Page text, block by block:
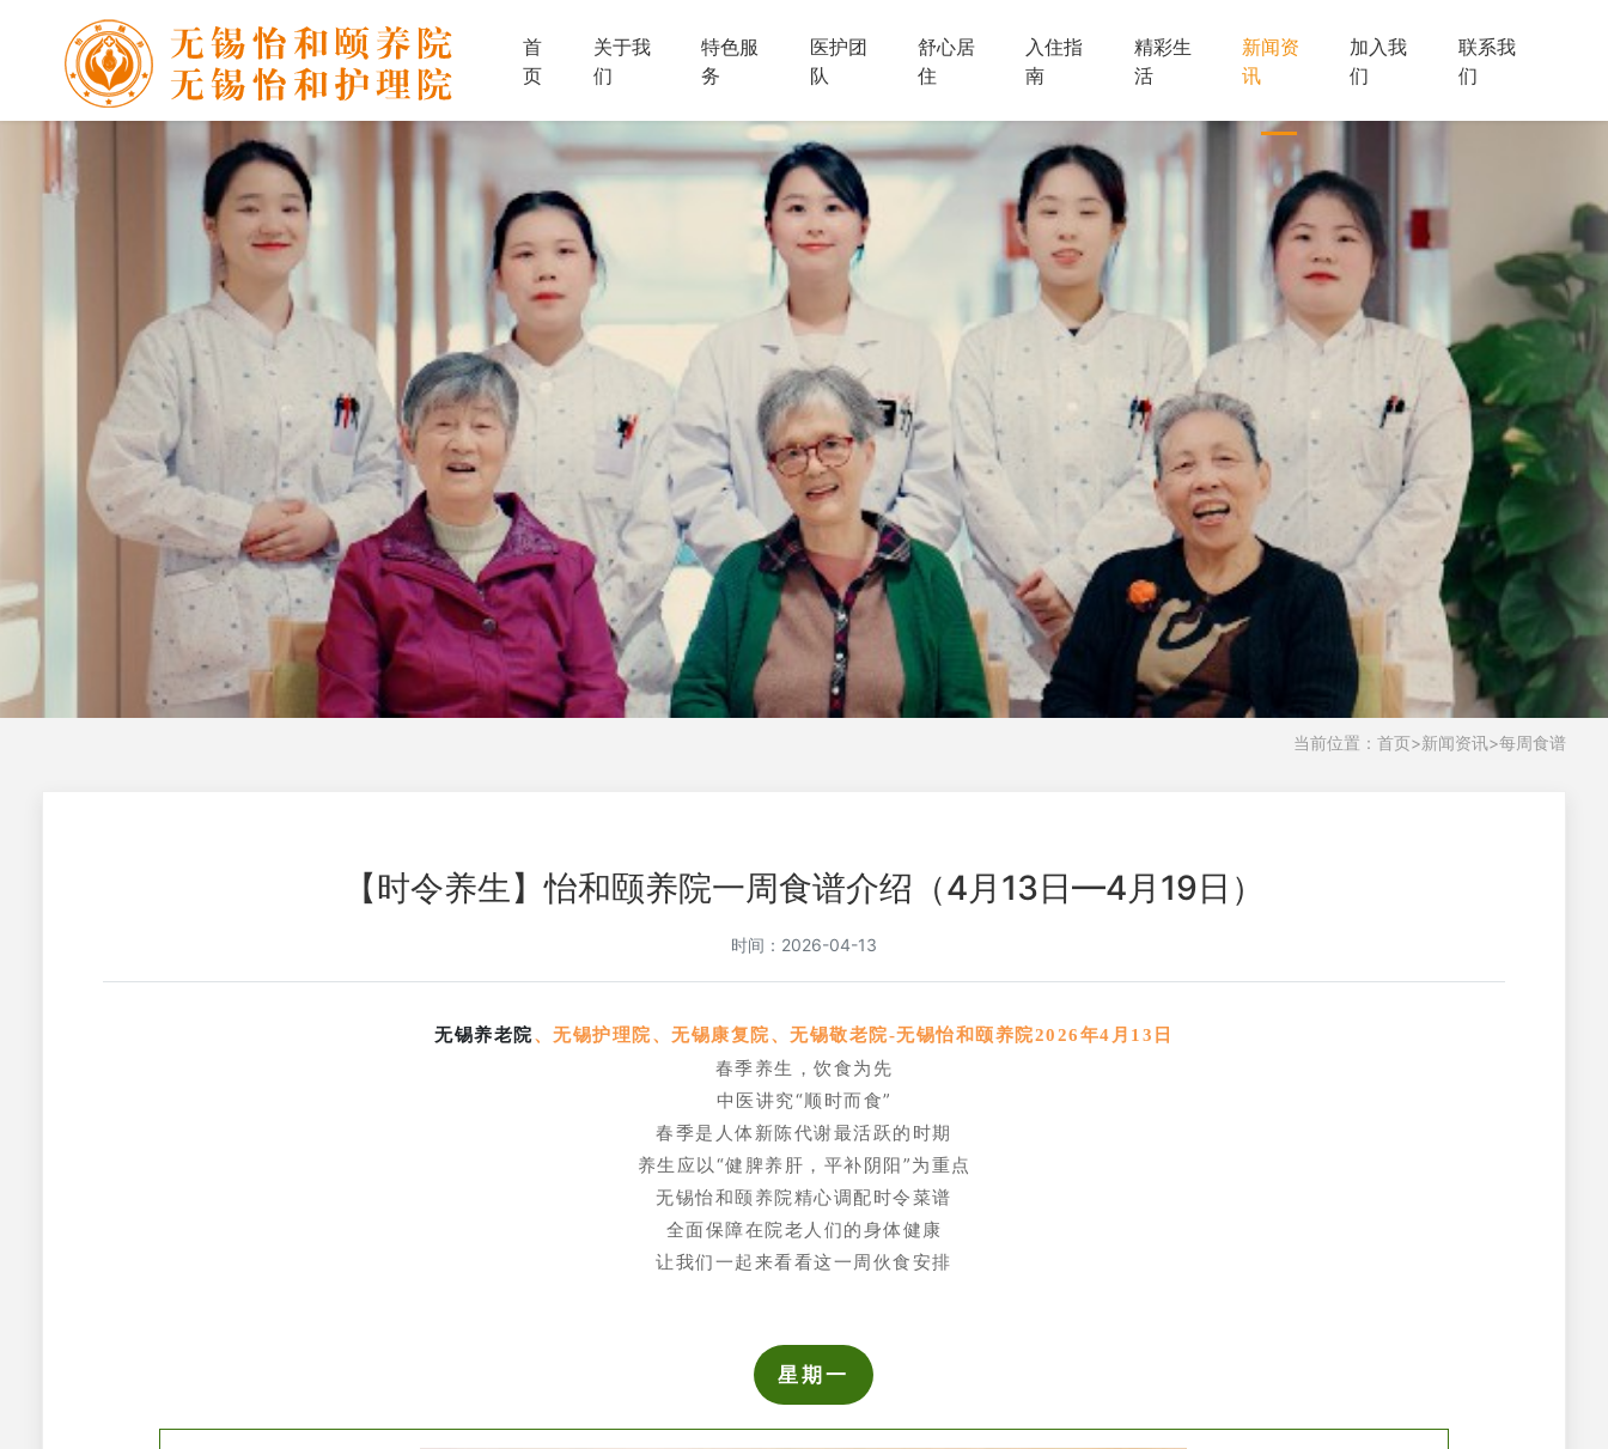
首
页
关于我
们
特色服
务
医护团
队
舒心居
住
入住指
南
精彩生
活
新闻资
讯
加入我
们
联系我
们
当前位置： 首页>新闻资讯>每周食谱
【时令养生】怡和颐养院一周食谱介绍（4月13日—4月19日）
时间：2026-04-13
无锡养老院、无锡护理院、无锡康复院、无锡敬老院-无锡怡和颐养院2026年4月13日
春季养生，饮食为先
中医讲究“顺时而食”
春季是人体新陈代谢最活跃的时期
养生应以“健脾养肝，平补阴阳”为重点
无锡怡和颐养院精心调配时令菜谱
全面保障在院老人们的身体健康
让我们一起来看看这一周伙食安排
星期一